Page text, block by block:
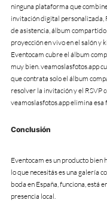
ninguna plataforma que
invitación digital personalizada,
de asistencia, álbum
proyección en vivo en el salón y
Eventocam cubre el álbum
muy bien. veamoslasfotos.app
que contrata solo el álbum
resolver la invitación y el RSVP
veamoslasfotos.app elimina esa
Conclusión
Eventocam es un producto bien
lo que necesitás es una galería
boda en España, funciona, está
presencia local.